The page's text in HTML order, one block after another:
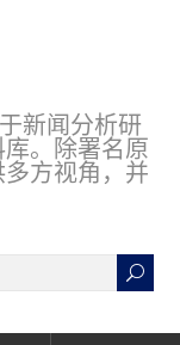
于新闻分析研
。除署名原
方视角，并